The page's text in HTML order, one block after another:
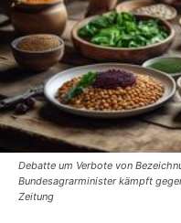
Debatte um Verbote von
Bundesagrarminister kämpft
Zeitung